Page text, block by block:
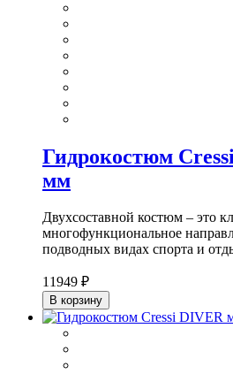
Гидрокостюм
мм
Двухсоставной костюм – это
многофункциональное
подводных видах спорта и
11949 ₽
В корзину